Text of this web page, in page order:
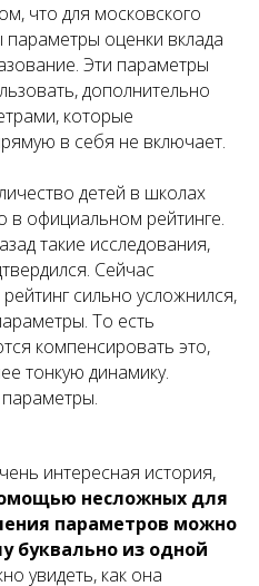
что для московского
оценки вклада
Эти параметры
дополнительно
которые
в себя не включает.
детей в школах
в официальном рейтинге.
такие исследования,
Сейчас
сильно усложнился,
То есть
компенсировать это,
тонкую динамику.
интересная история,
несложных для
параметров можно
буквально из одной
увидеть, как она